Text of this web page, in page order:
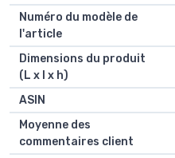
Numéro du modèle de
l'article
Dimensions du produit
(L x l x h)
ASIN
Moyenne des
commentaires client